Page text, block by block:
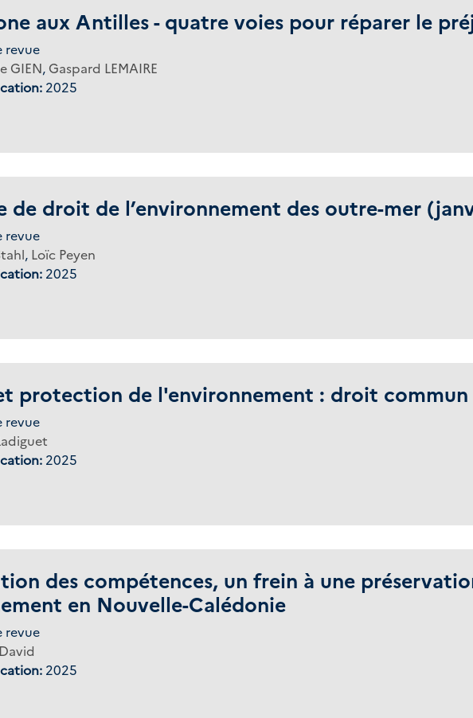
aux Antilles - quatre voies pour réparer le
revue
GIEN, Gaspard LEMAIRE
2025
de droit de l’environnement des outre-mer
revue
, Loïc Peyen
2025
protection de l'environnement : droit commun
revue
2025
des compétences, un frein à une
en Nouvelle-Calédonie
revue
2025